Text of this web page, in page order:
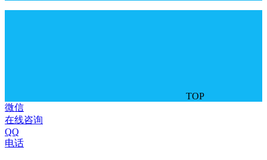
TOP
微信
在线咨询
QQ
电话